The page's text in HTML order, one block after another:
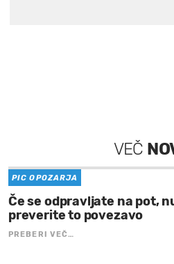
VEČ
PIC OPOZARJA
Če se odpravljate na pot,
preverite to povezavo
PREBERI VEČ…